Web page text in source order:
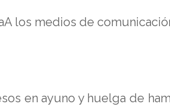
los medios de
en ayuno y huelga de